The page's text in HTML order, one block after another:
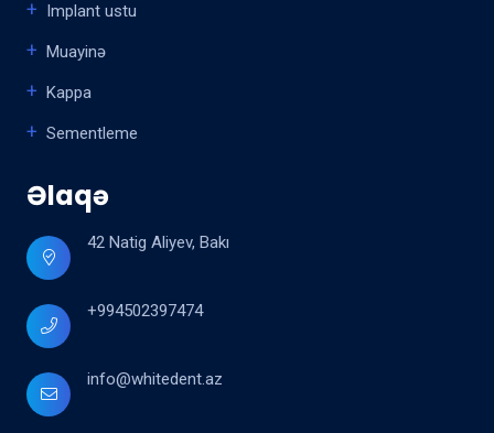
Implant ustu
Muayinə
Kappa
Sementleme
Əlaqə
42 Natig Aliyev, Bakı
+994502397474
info@whitedent.az